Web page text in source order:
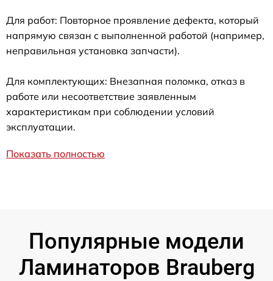
Для работ: Повторное проявление дефекта, который
напрямую связан с выполненной работой (например,
неправильная установка запчасти).
Для комплектующих: Внезапная поломка, отказ в
работе или несоответствие заявленным
характеристикам при соблюдении условий
эксплуатации.
Показать полностью
Популярные модели
Ламинаторов Brauberg